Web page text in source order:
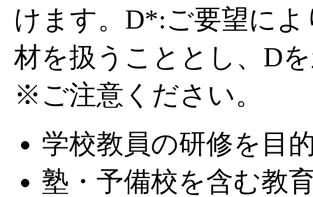
けます。D*:ご要望によ
材を扱うこととし、D
※ご注意ください。
学校教員の研修を目
塾・予備校を含む教